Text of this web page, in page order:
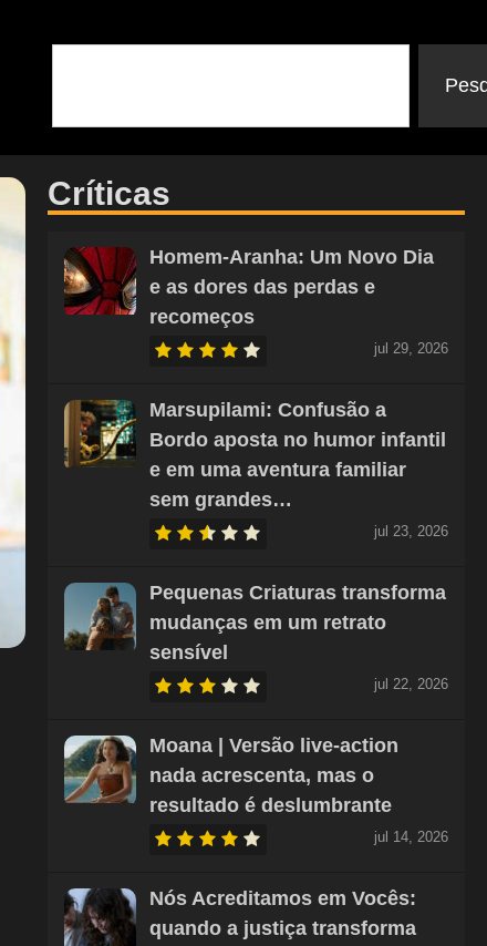
Críticas
Homem-Aranha: Um Novo Dia
e as dores das perdas e
recomeços
jul 29, 2026
Marsupilami: Confusão a
Bordo aposta no humor infantil
e em uma aventura familiar
sem grandes…
jul 23, 2026
Pequenas Criaturas transforma
mudanças em um retrato
sensível
jul 22, 2026
Moana | Versão live-action
nada acrescenta, mas o
resultado é deslumbrante
jul 14, 2026
Nós Acreditamos em Vocês:
quando a justiça transforma